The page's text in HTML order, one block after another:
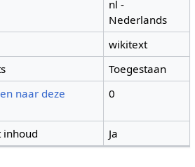
nl -
Nederlands
wikitext
Toegestaan
naar deze
0
inhoud Ja